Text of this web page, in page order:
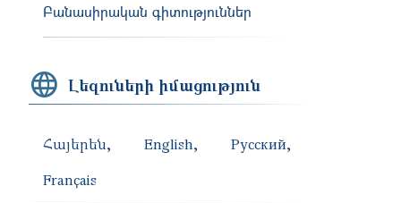
Բանասիրական գիտություններ
Լեզուների իմացություն
Հայերեն English
Русский
Français